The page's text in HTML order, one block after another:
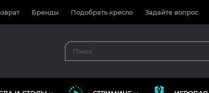
Бренды Подобрать кресло Задайте вопрос